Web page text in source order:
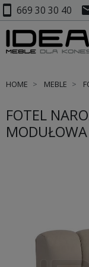
smartphone 669 30 30 40
HOME MEBLE
FOTEL